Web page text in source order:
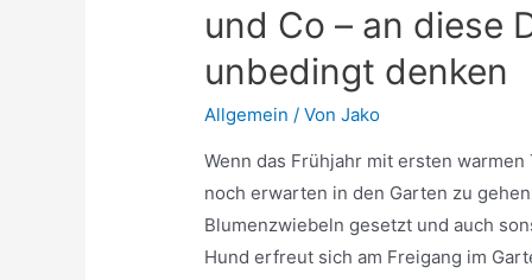
und Co – an diese
unbedingt denken
Allgemein / VonJako
Wenn das Frühjahr mit ersten
noch erwarten in den Garten zu
Blumenzwiebeln gesetzt und auch
Hund erfreut sich am Freigang im